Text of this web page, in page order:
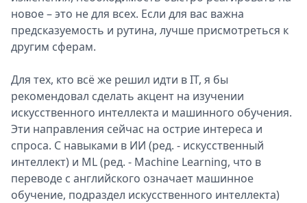
новое – это не для всех. Если для вас важна
предсказуемость и рутина, лучше присмотреться к
другим сферам.
Для тех, кто всё же решил идти в IT, я бы
рекомендовал сделать акцент на изучении
искусственного интеллекта и машинного обучения.
Эти направления сейчас на острие интереса и
спроса. С навыками в ИИ (ред. - искусственный
интеллект) и ML (ред. - Machine Learning, что в
переводе с английского означает машинное
обучение, подраздел искусственного интеллекта)